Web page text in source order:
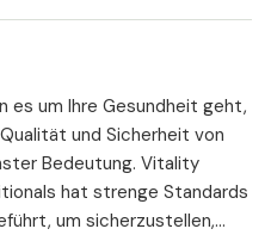
der Maca-Pflanze als
von Energie und
es um Ihre Gesundheit geht,
und Sicherheit von
Bedeutung. Vitality
hat strenge Standards
um sicherzustellen,